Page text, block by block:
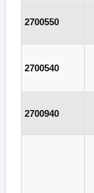
2700550
2700540
2700940